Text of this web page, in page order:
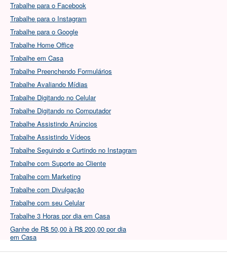
Trabalhe para o Facebook
Trabalhe para o Instagram
Trabalhe para o Google
Trabalhe Home Office
Trabalhe em Casa
Trabalhe Preenchendo Formulários
Trabalhe Avaliando Mídias
Trabalhe Digitando no Celular
Trabalhe Digitando no Computador
Trabalhe Assistindo Anúncios
Trabalhe Assistindo Vídeos
Trabalhe Seguindo e Curtindo no Instagram
Trabalhe com Suporte ao Cliente
Trabalhe com Marketing
Trabalhe com Divulgação
Trabalhe com seu Celular
Trabalhe 3 Horas por dia em Casa
Ganhe de R$ 50,00 à R$ 200,00 por dia
em Casa